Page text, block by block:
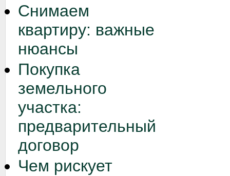
Снимаем
квартиру: важные
нюансы
Покупка
земельного
участка:
предварительный
договор
Чем рискует